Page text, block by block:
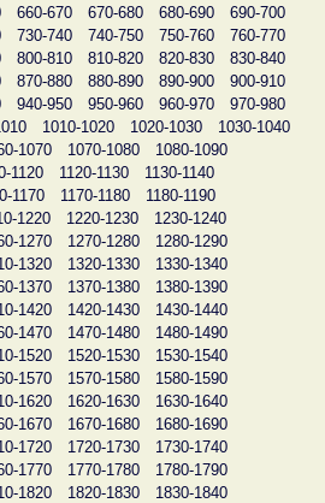
660-670 670-680 680-690
690-700
730-740 740-750 750-760
760-770
800-810 810-820 820-830
830-840
870-880 880-890 890-900
900-910
940-950 950-960 960-970
970-980
1010-1020 1020-1030
1030-1040
1070 1070-1080
1080-1090
1120 1120-1130
1130-1140
1170 1170-1180
1180-1190
1220 1220-1230
1230-1240
1270 1270-1280
1280-1290
1320 1320-1330
1330-1340
1370 1370-1380
1380-1390
1420 1420-1430
1430-1440
1470 1470-1480
1480-1490
1520 1520-1530
1530-1540
1570 1570-1580
1580-1590
1620 1620-1630
1630-1640
1670 1670-1680
1680-1690
1720 1720-1730
1730-1740
1770 1770-1780
1780-1790
1820 1820-1830
1830-1840